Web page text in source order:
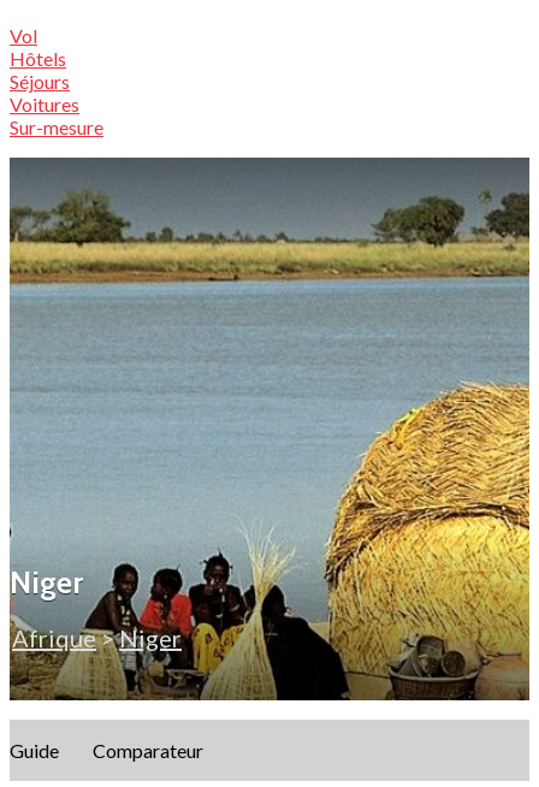
Vol
Hôtels
Séjours
Voitures
Sur-mesure
Niger
Afrique>Niger
Guide Comparateur